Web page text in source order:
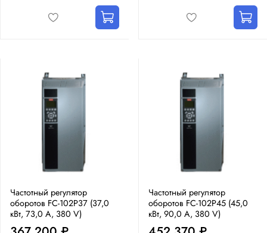
Частотный регулятор
оборотов FC-102P37 (37,0
кВт, 73,0 А, 380 V)
Частотный регулятор
оборотов FC-102P45 (45,0
кВт, 90,0 А, 380 V)